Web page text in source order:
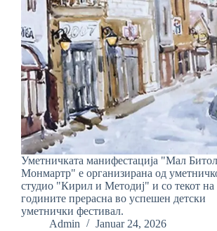
Уметничката манифестација "Мал
Монмартр" е организирана од
студио "Кирил и Методиј" и со текот на
годините прерасна во успешен детски
уметнички фестивал.
Admin
Januar 24, 2026